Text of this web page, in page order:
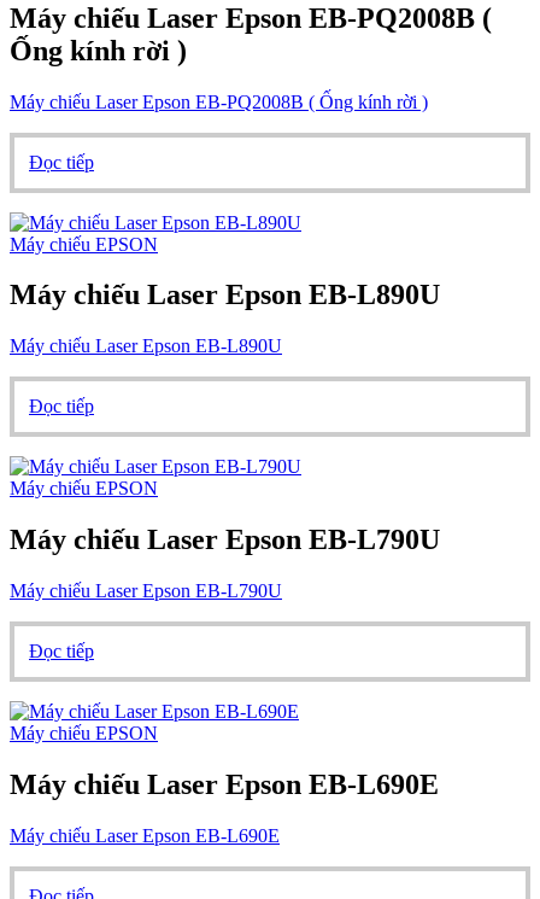
Máy chiếu Laser Epson EB-PQ2008B (
Ống kính rời )
Máy chiếu Laser Epson EB-PQ2008B ( Ống kính rời )
Đọc tiếp
Máy chiếu EPSON
Máy chiếu Laser Epson EB-L890U
Máy chiếu Laser Epson EB-L890U
Đọc tiếp
Máy chiếu EPSON
Máy chiếu Laser Epson EB-L790U
Máy chiếu Laser Epson EB-L790U
Đọc tiếp
Máy chiếu EPSON
Máy chiếu Laser Epson EB-L690E
Máy chiếu Laser Epson EB-L690E